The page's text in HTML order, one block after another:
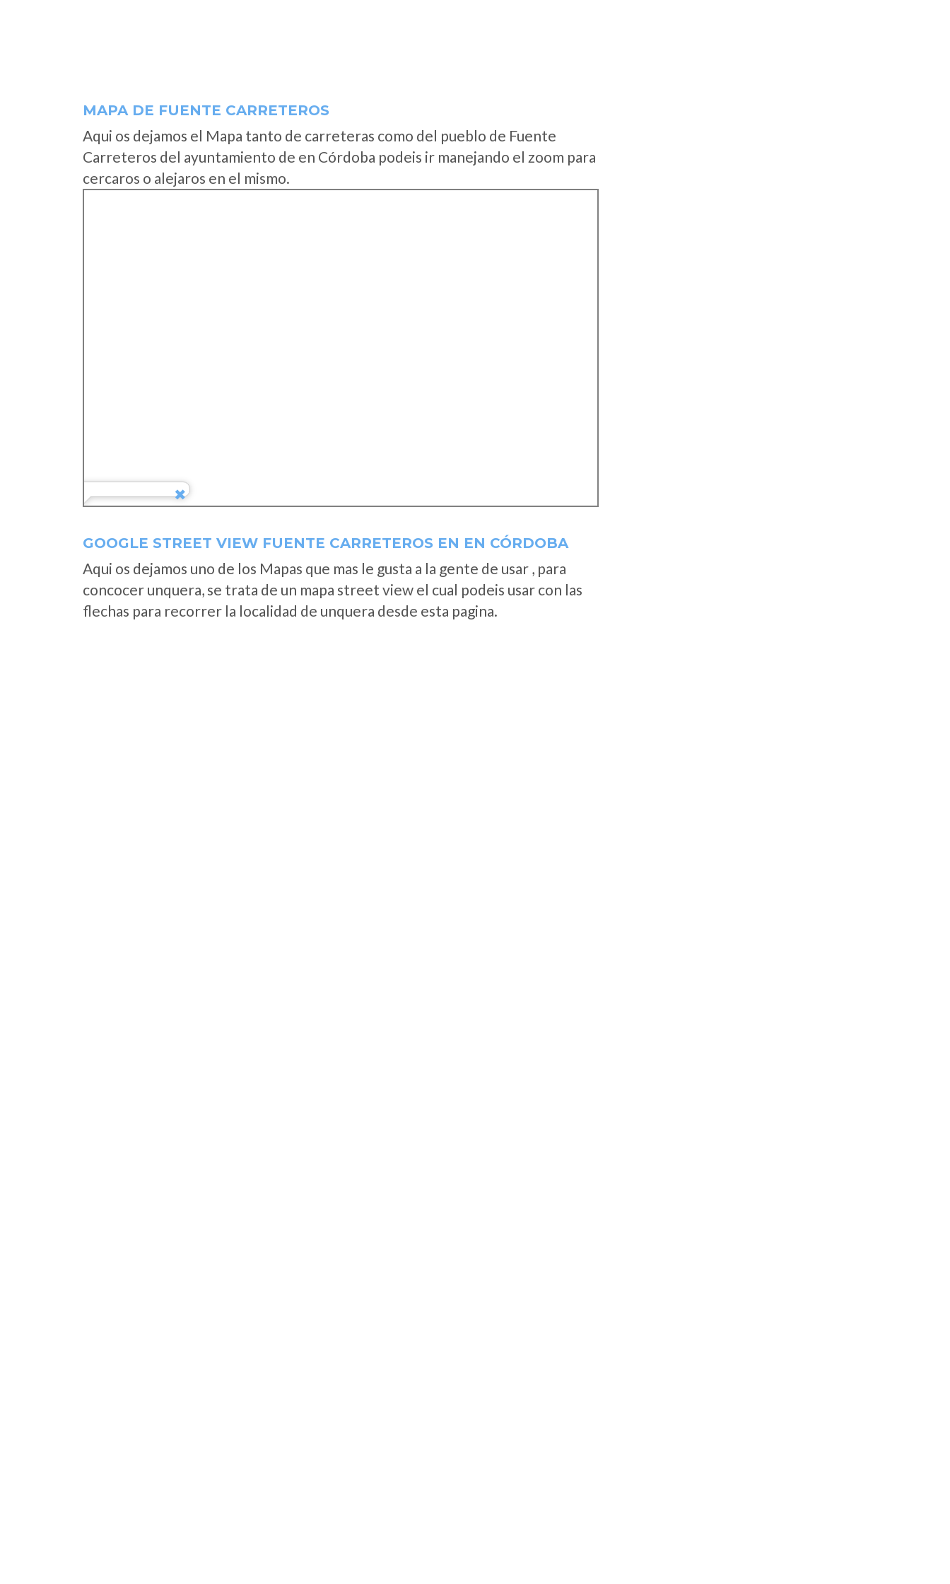
MAPA DE FUENTE CARRETEROS
Aqui os dejamos el Mapa tanto de carreteras como del pueblo de Fuente
Carreteros del ayuntamiento de en Córdoba podeis ir manejando el zoom para
cercaros o alejaros en el mismo.
GOOGLE STREET VIEW FUENTE CARRETEROS EN EN CÓRDOBA
Aqui os dejamos uno de los Mapas que mas le gusta a la gente de usar , para
concocer unquera, se trata de un mapa street view el cual podeis usar con las
flechas para recorrer la localidad de unquera desde esta pagina.